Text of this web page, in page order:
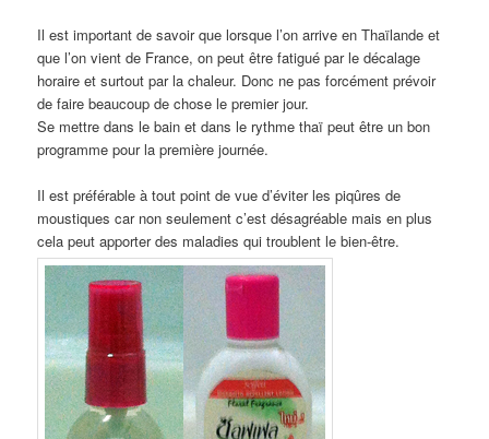
Il est important de savoir que lorsque l’on arrive en Thaïlande et
que l’on vient de France, on peut être fatigué par le décalage
horaire et surtout par la chaleur. Donc ne pas forcément prévoir
de faire beaucoup de chose le premier jour.
Se mettre dans le bain et dans le rythme thaï peut être un bon
programme pour la première journée.
Il est préférable à tout point de vue d’éviter les piqûres de
moustiques car non seulement c’est désagréable mais en plus
cela peut apporter des maladies qui troublent le bien-être.